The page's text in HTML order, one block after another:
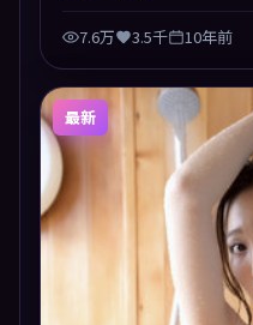
7.6万 3.5千 10年前
最新